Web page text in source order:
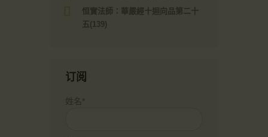
恒實法師：華嚴經十迴向品第二十
五(139)
订阅
姓名*